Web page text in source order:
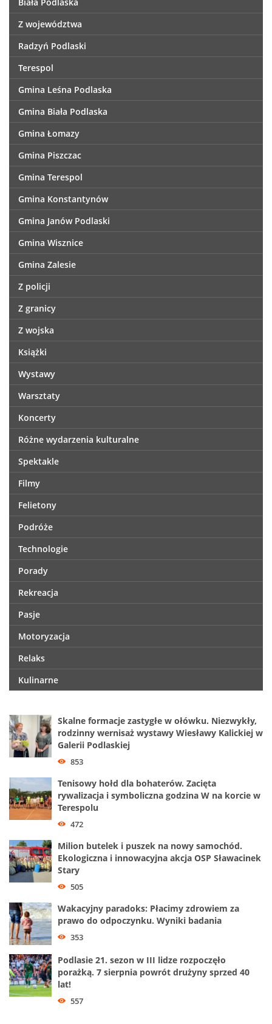
Z województwa
Radzyń Podlaski
Terespol
Gmina Leśna Podlaska
Gmina Biała Podlaska
Gmina Łomazy
Gmina Piszczac
Gmina Terespol
Gmina Konstantynów
Gmina Janów Podlaski
Gmina Wisznice
Gmina Zalesie
Z policji
Z granicy
Z wojska
Książki
Wystawy
Warsztaty
Koncerty
Różne wydarzenia kulturalne
Spektakle
Filmy
Felietony
Podróże
Technologie
Porady
Rekreacja
Pasje
Motoryzacja
Relaks
Kulinarne
Skalne formacje zastygłe w ołówku. Niezwykły,
rodzinny wernisaż wystawy Wiesławy Kalickiej w
Galerii Podlaskiej
853
Tenisowy hołd dla bohaterów. Zacięta
rywalizacja i symboliczna godzina W na korcie w
Terespolu
472
Milion butelek i puszek na nowy samochód.
Ekologiczna i innowacyjna akcja OSP Sławacinek
Stary
505
Wakacyjny paradoks: Płacimy zdrowiem za
prawo do odpoczynku. Wyniki badania
353
Podlasie 21. sezon w III lidze rozpoczęło
porażką. 7 sierpnia powrót drużyny sprzed 40
lat!
557